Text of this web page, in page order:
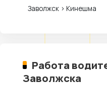
Заволжск › Кинешма
Работа
Заволжска